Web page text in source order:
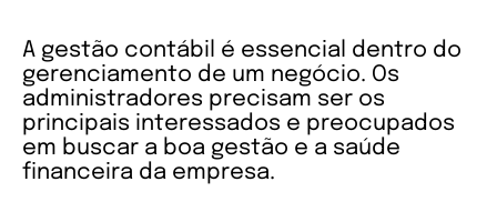
A gestão contábil é essencial dentro do
gerenciamento de um negócio. Os
administradores precisam ser os
principais interessados e preocupados
em buscar a boa gestão e a saúde
financeira da empresa.